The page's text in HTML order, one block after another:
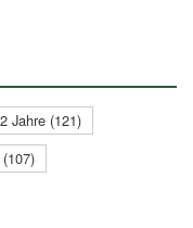
Jahre (121)